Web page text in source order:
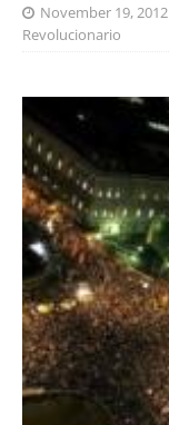
November 19, 2012
Revolucionario